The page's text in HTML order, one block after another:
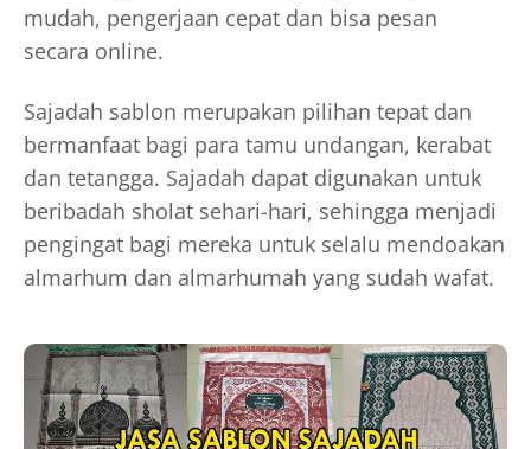
mudah, pengerjaan cepat dan bisa pesan
secara online.
Sajadah sablon merupakan pilihan tepat dan
bermanfaat bagi para tamu undangan, kerabat
dan tetangga. Sajadah dapat digunakan untuk
beribadah sholat sehari-hari, sehingga menjadi
pengingat bagi mereka untuk selalu mendoakan
almarhum dan almarhumah yang sudah wafat.